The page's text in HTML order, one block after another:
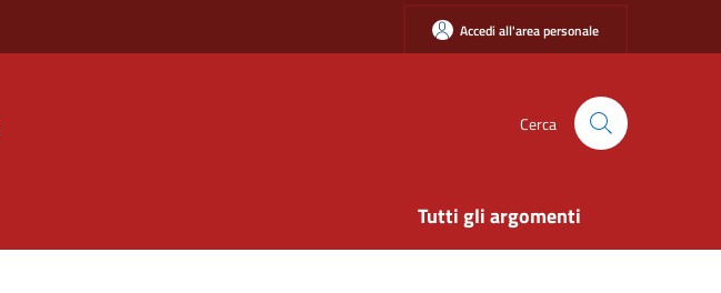
Accedi all'area personale
Cerca
Tutti gli argomenti